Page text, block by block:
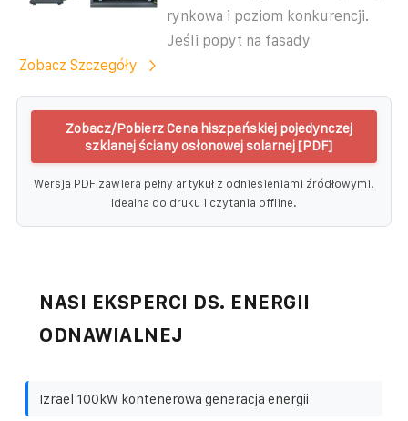
rynkowa i poziom konkurencji.
Jeśli popyt na fasady
Zobacz Szczegóły
Zobacz/Pobierz Cena hiszpańskiej pojedynczej
szklanej ściany osłonowej solarnej [PDF]
Wersja PDF zawiera pełny artykuł z odniesieniami źródłowymi.
Idealna do druku i czytania offline.
NASI EKSPERCI DS. ENERGII
ODNAWIALNEJ
Izrael 100kW kontenerowa generacja energii